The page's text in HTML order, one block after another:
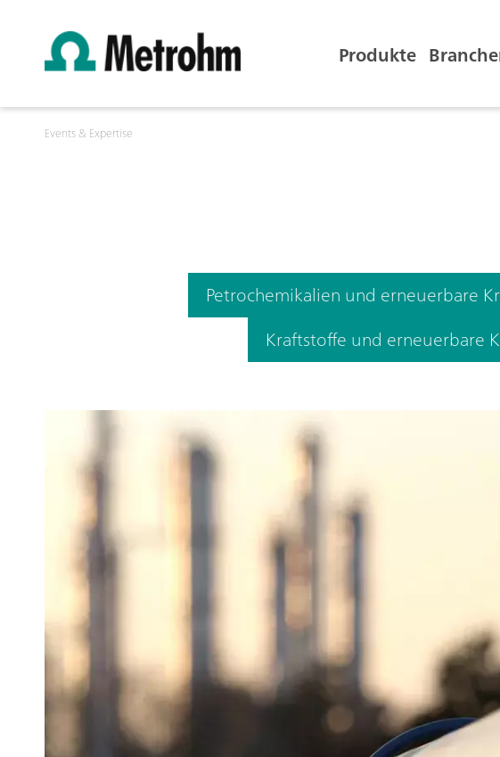
Produkte
Events & Expertise
Petrochemikalien und erneuerbare
Kraftstoffe und erneuerbare